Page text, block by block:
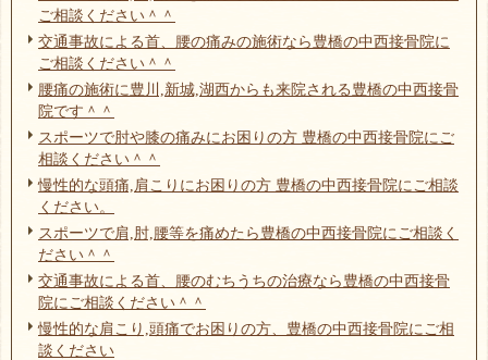
ご相談ください＾＾
交通事故による首、腰の痛みの施術なら豊橋の中西接骨院に
ご相談ください＾＾
腰痛の施術に豊川,新城,湖西からも来院される豊橋の中西接骨
院です＾＾
スポーツで肘や膝の痛みにお困りの方 豊橋の中西接骨院にご
相談ください＾＾
慢性的な頭痛,肩こりにお困りの方 豊橋の中西接骨院にご相談
ください。
スポーツで肩,肘,腰等を痛めたら豊橋の中西接骨院にご相談く
ださい＾＾
交通事故による首、腰のむちうちの治療なら豊橋の中西接骨
院にご相談ください＾＾
慢性的な肩こり,頭痛でお困りの方、豊橋の中西接骨院にご相
談ください